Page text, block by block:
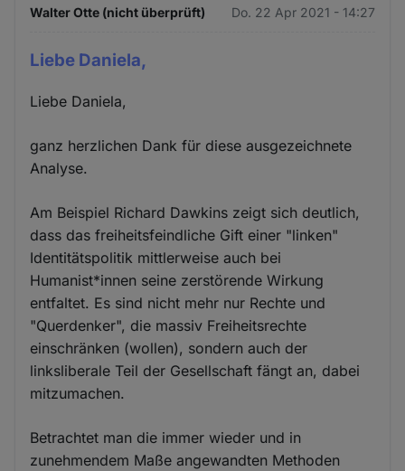
Walter Otte (nicht überprüft) Do. 22 Apr 2021 - 14:27
Liebe Daniela,
Liebe Daniela,
ganz herzlichen Dank für diese ausgezeichnete
Analyse.
Am Beispiel Richard Dawkins zeigt sich deutlich,
dass das freiheitsfeindliche Gift einer "linken"
Identitätspolitik mittlerweise auch bei
Humanist*innen seine zerstörende Wirkung
entfaltet. Es sind nicht mehr nur Rechte und
"Querdenker", die massiv Freiheitsrechte
einschränken (wollen), sondern auch der
linksliberale Teil der Gesellschaft fängt an, dabei
mitzumachen.
Betrachtet man die immer wieder und in
zunehmendem Maße angewandten Methoden